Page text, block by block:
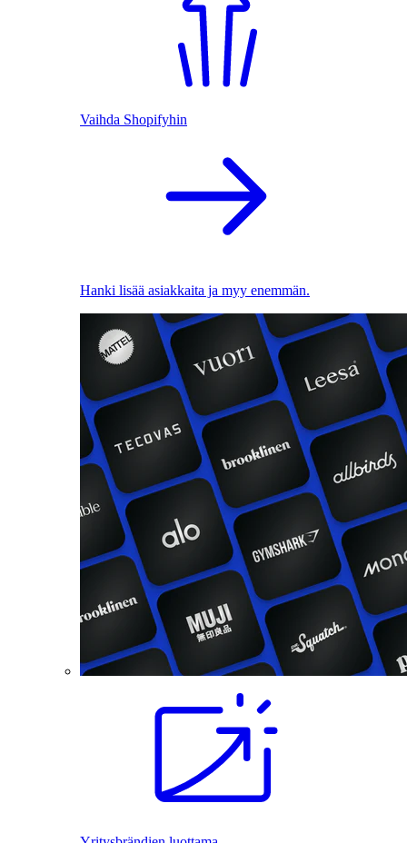
Vaihda Shopifyhin
Hanki lisää asiakkaita ja myy enemmän.